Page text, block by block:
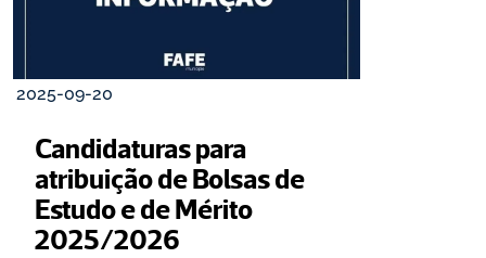
2025-09-20
Candidaturas para
atribuição de Bolsas de
Estudo e de Mérito
2025/2026